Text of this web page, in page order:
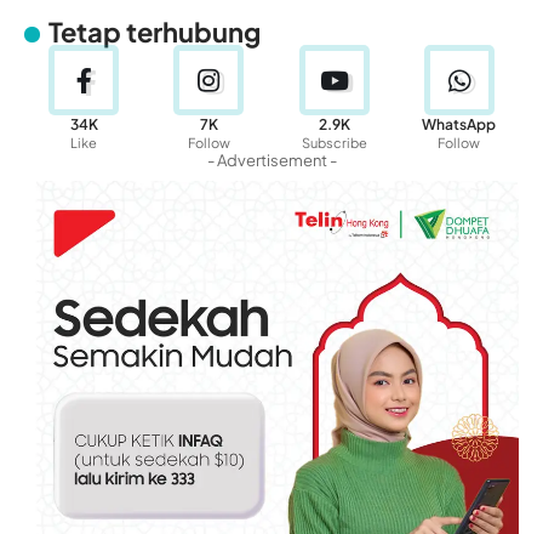
Tetap terhubung
34K
Like
7K
Follow
2.9K
Subscribe
WhatsApp
Follow
- Advertisement -